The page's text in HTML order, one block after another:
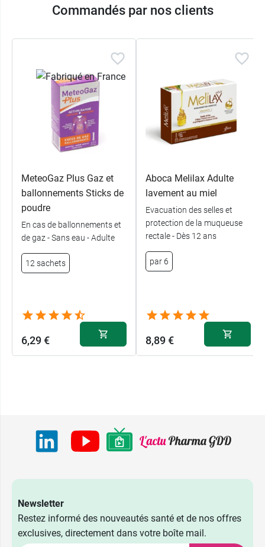
Commandés par nos clients
MeteoGaz Plus Gaz et
ballonnements Sticks de
poudre
En cas de ballonnements et
de gaz - Sans eau - Adulte
12 sachets
6,29 €
Aboca Melilax Adulte
lavement au miel
Evacuation des selles et
protection de la muqueuse
rectale - Dès 12 ans
par 6
8,89 €
Newsletter
Restez informé des nouveautés santé et de nos offres
exclusives, directement dans votre boîte mail.